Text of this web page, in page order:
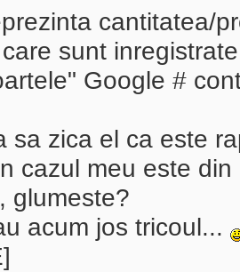
cantitatea/
sunt
Google #
sa zica el ca este
cazul meu este
glumeste?
acum jos tricoul...